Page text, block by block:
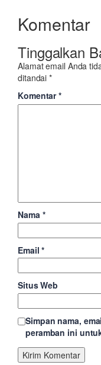
Komentar
Tinggalkan
Alamat email Anda
ditandai*
Komentar*
Nama *
Email*
Situs Web
Simpan nama,
peramban ini